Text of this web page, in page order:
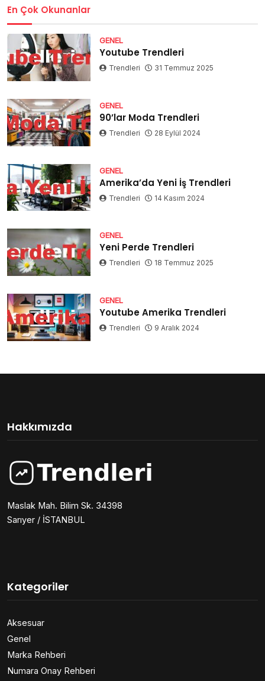
En Çok Okunanlar
GENEL
Youtube Trendleri
Trendleri 31 Temmuz 2025
GENEL
90’lar Moda Trendleri
Trendleri 28 Eylül 2024
GENEL
Amerika’da Yeni İş Trendleri
Trendleri 14 Kasım 2024
GENEL
Yeni Perde Trendleri
Trendleri 18 Temmuz 2025
GENEL
Youtube Amerika Trendleri
Trendleri 9 Aralık 2024
Hakkımızda
Maslak Mah. Bilim Sk. 34398
Sarıyer / İSTANBUL
Kategoriler
Aksesuar
Genel
Marka Rehberi
Numara Onay Rehberi